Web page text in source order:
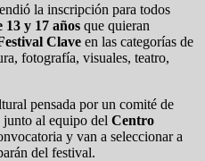
la inscripción para todos
13 y 17 años que quieran
Clave en las categorías de
fotografía, visuales, teatro,
pensada por un comité de
junto al equipo del Centro
y van a seleccionar a
del festival.